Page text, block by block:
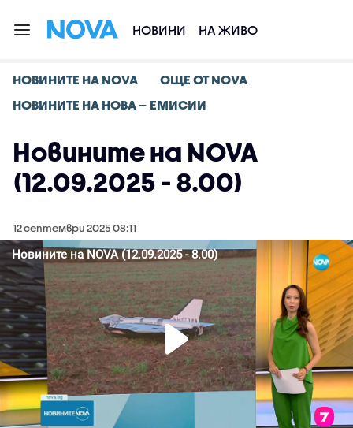
НОВИНИ НА ЖИВО
НОВИНИТЕ НА NOVA
ОЩЕ ОТ NOVA
НОВИНИТЕ НА НОВА – ЕМИСИИ
Новините на NOVA
(12.09.2025 - 8.00)
12 септември 2025 08:11